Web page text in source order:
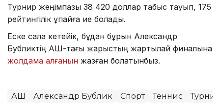
Турнир жеңімпазы 38 420 доллар табыс тауып, 175
рейтингілік ұпайға ие болады.
Еске сала кетейік, бұдан бұрын Александр
Бубликтің АҚШ-тағы жарыстың жартылай финалына
жолдама алғанын жазған болатынбыз.
АҚШ Александр Бублик Спорт Теннис